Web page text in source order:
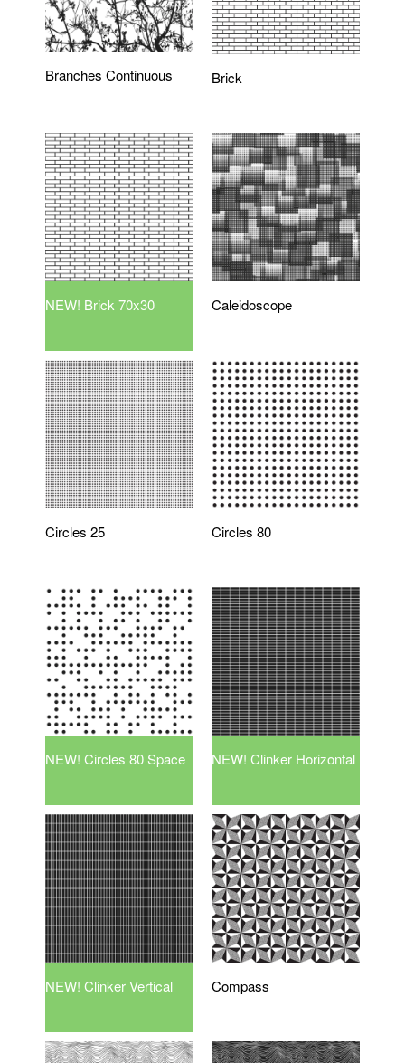
Branches Continuous Brick
NEW! Brick 70x30 Caleidoscope
Circles 25 Circles 80
NEW! Circles 80 Space NEW! Clinker Horizontal
NEW! Clinker Vertical Compass